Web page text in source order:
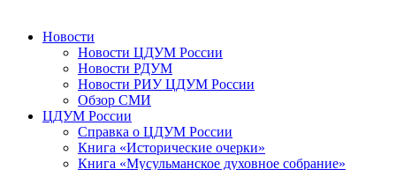
Новости
Новости ЦДУМ России
Новости РДУМ
Новости РИУ ЦДУМ России
Обзор СМИ
ЦДУМ России
Справка о ЦДУМ России
Книга «Исторические очерки»
Книга «Мусульманское духовное собрание»